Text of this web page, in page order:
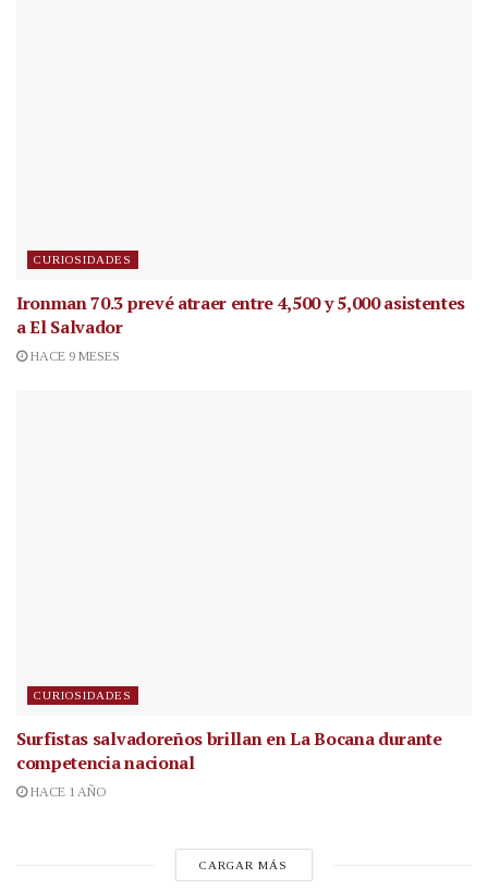
CURIOSIDADES
Ironman 70.3 prevé atraer entre 4,500 y 5,000 asistentes
a El Salvador
HACE 9 MESES
CURIOSIDADES
Surfistas salvadoreños brillan en La Bocana durante
competencia nacional
HACE 1 AÑO
CARGAR MÁS